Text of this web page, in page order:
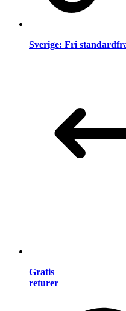
Sverige: Fri
Gratis
returer